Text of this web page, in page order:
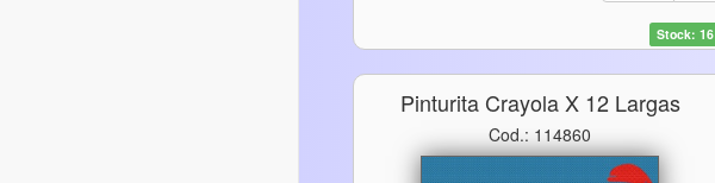
Stock: 16
Pinturita Crayola X 12 Largas
Cod.: 114860